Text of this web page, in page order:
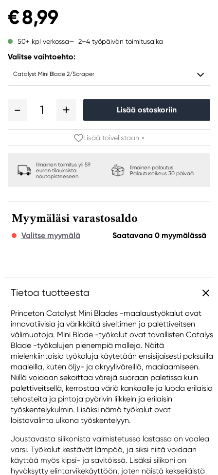
€ 8,99
50+ kpl verkossa 2–4 työpäivän toimitusaika
Valitse vaihtoehto:
Catalyst Mini Blade 2/Scraper
1 Lisää ostoskoriin
Lisää toivelistaan »
Ilmainen toimitus yli 59
euron tilauksista
noutopisteeseen.
Ilmainen palautus.
Palautusoikeus 30 päivää
Myymäläsi varastosaldo
Valitse myymälä Saatavana 0 myymälässä
Tietoa tuotteesta
Princeton Catalyst Mini Blades -maalaustyökalut ovat
innovatiivisia ja värikkäitä siveltimen ja palettiveitsen
välimuotoja. Mini Blade -työkalut ovat tavallisten Catalys
Blade -työkalujen pienempiä malleja. Näitä
mielenkiintoisia työkaluja käytetään ensisijaisesti paksuilla
maaleilla, kuten öljy- ja akryyliväreillä, maalaamiseen.
Niillä voidaan sekoittaa värejä suoraan paletissa kuin
palettiveitsellä, kerrostaa väriä kankaalle ja luoda erilaisia
tehosteita ja pintoja pyörivin liikkein ja erilaisin
työskentelykulmin. Lisäksi nämä työkalut ovat
loistovalinta ulkona työskentelyyn.
Joustavasta silikonista valmistetussa lastassa on vaalea
varsi. Työkalut kestävät lämpöä, ja siksi niitä voidaan
käyttää myös kipsi- ja savitöissä. Lisäksi silikoni on
hyväksytty elintarvikekäyttöön, joten näistä kekseliäistä